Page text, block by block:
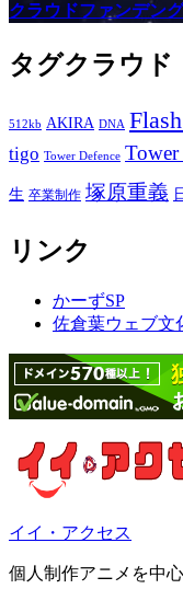
クラウドファンデン
タグクラウド
512kb AKIRA DNA
tigo Tower Defence Tower
生 卒業制作 塚原重義
リンク
かーずSP
佐倉葉ウェブ文
イイ・アクセス
個人制作アニメを中